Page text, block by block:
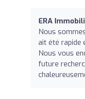
ERA
Nous
ait été rapide
Nous vous
future